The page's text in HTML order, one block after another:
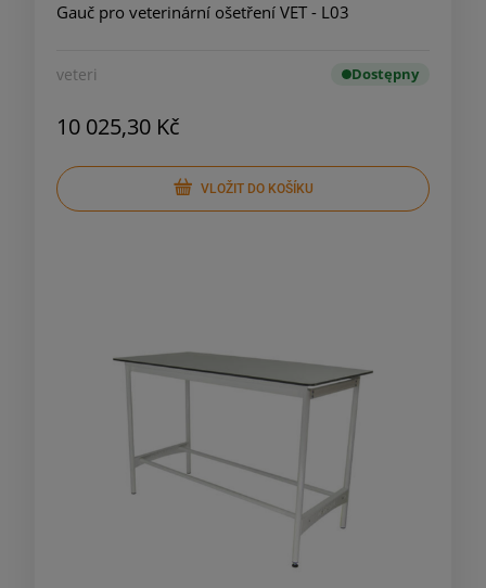
Gauč pro veterinární ošetření VET - L03
veteri Dostępny
10 025,30 Kč
VLOŽIT DO KOŠÍKU